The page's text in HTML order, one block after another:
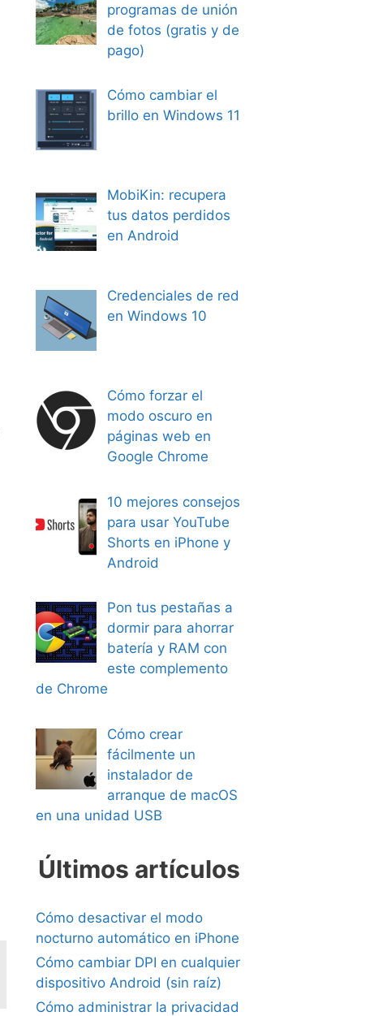
programas de unión
de fotos (gratis y de
pago)
Cómo cambiar el
brillo en Windows 11
MobiKin: recupera
tus datos perdidos
en Android
Credenciales de red
en Windows 10
Cómo forzar el
modo oscuro en
páginas web en
Google Chrome
10 mejores consejos
para usar YouTube
Shorts en iPhone y
Android
Pon tus pestañas a
dormir para ahorrar
batería y RAM con
este complemento
de Chrome
Cómo crear
fácilmente un
instalador de
arranque de macOS
en una unidad USB
Últimos artículos
Cómo desactivar el modo
nocturno automático en iPhone
Cómo cambiar DPI en cualquier
dispositivo Android (sin raíz)
Cómo administrar la privacidad